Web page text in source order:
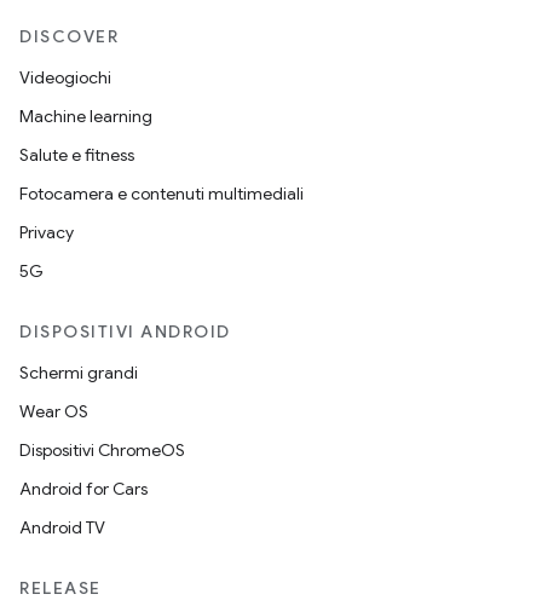
DISCOVER
Videogiochi
Machine learning
Salute e fitness
Fotocamera e contenuti multimediali
Privacy
5G
DISPOSITIVI ANDROID
Schermi grandi
Wear OS
Dispositivi ChromeOS
Android for Cars
Android TV
RELEASE